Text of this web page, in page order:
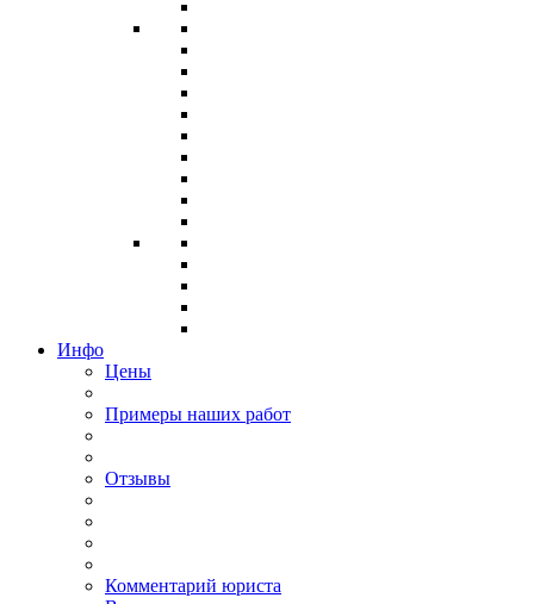
Инфо
Цены
Примеры наших работ
Отзывы
Комментарий юриста